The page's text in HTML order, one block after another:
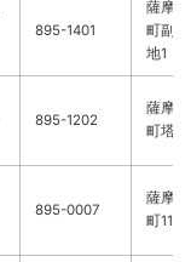
895-1401
薩摩
町副
地1
895-1202
薩摩
町塔
895-0007
薩摩
町1110